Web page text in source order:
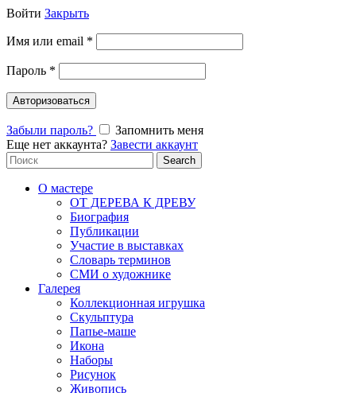
Войти Закрыть
Имя или email *
Пароль *
Авторизоваться
Забыли пароль?
Запомнить меня
Еще нет аккаунта? Завести аккаунт
Search
for:
Search
О мастере
ОТ ДЕРЕВА К ДРЕВУ
Биография
Публикации
Участие в выставках
Словарь терминов
СМИ о художнике
Галерея
Коллекционная игрушка
Скульптура
Папье-маше
Икона
Наборы
Рисунок
Живопись